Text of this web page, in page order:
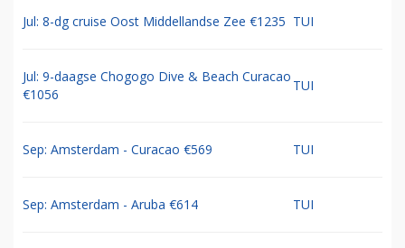
Jul: 8-dg cruise Oost Middellandse Zee €1235 TUI
Jul: 9-daagse Chogogo Dive & Beach Curacao
€1056
TUI
Sep: Amsterdam - Curacao €569 TUI
Sep: Amsterdam - Aruba €614 TUI